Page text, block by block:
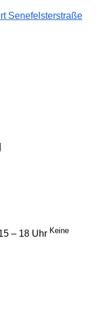
Senefelsterstraße
– 18 Uhr Keine